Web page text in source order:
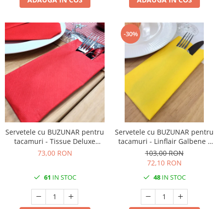
Servetele cu BUZUNAR pentru
tacamuri - Tissue Deluxe
(Rosii) / 40 x 40 cm / 75 buc
73,00 RON
61 IN STOC
-30%
Servetele cu BUZUNAR pentru
tacamuri - Linflair Galbene /
40 x 40 cm / 100 buc
103,00 RON
72,10 RON
48IN STOC